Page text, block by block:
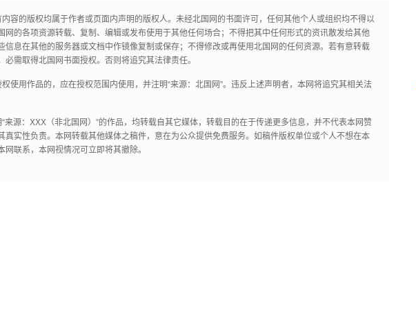
容的版权均属于作者或页面内声明的版权人。未经北国网的书面许可，任何其他个人或组织均不得以
网的各项资源转载、复制、编辑或发布使用于其他任何场合；不得把其中任何形式的资讯散发给其他
信息在其他的服务器或文档中作镜像复制或保存；不得修改或再使用北国网的任何资源。若有意转载
必需取得北国网书面授权。否则将追究其法律责任。
使用作品的，应在授权范围内使用，并注明“来源：北国网”。违反上述声明者，本网将追究其相关法
来源：XXX（非北国网）”的作品，均转载自其它媒体，转载目的在于传递更多信息，并不代表本网赞
真实性负责。本网转载其他媒体之稿件，意在为公众提供免费服务。如稿件版权单位或个人不想在本
网联系，本网视情况可立即将其撤除。